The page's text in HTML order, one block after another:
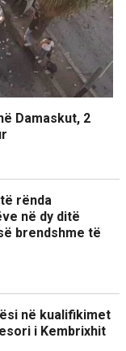
Damaskut, 2
rënda
në dy ditë
brendshme të
në kualifikimet
i Kembrixhit